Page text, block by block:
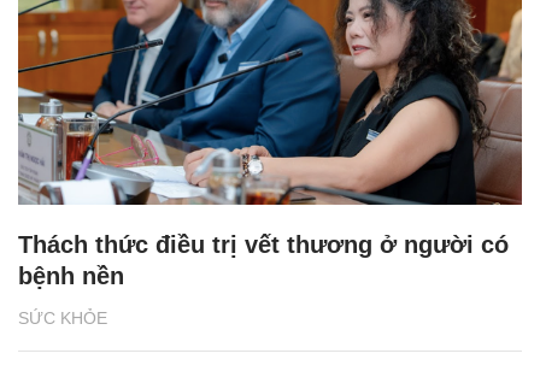
SỨC KHỎE
Thách thức điều trị vết thương ở người có
bệnh nền